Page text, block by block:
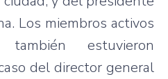
Los miembros activos
estuvieron
del director general